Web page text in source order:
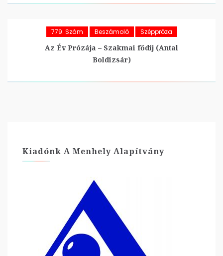
779. Szám Beszámoló Széppróza
Az Év Prózája – Szakmai fődíj (Antal
Boldizsár)
Kiadónk A Menhely Alapítvány